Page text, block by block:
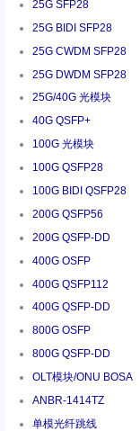
25G SFP28
25G BIDI SFP28
25G CWDM SFP28
25G DWDM SFP28
25G/40G 光模块
40G QSFP+
100G 光模块
100G QSFP28
100G BIDI QSFP28
200G QSFP56
200G QSFP-DD
400G OSFP
400G QSFP112
400G QSFP-DD
800G OSFP
800G QSFP-DD
OLT模块/ONU BOSA
ANBR-1414TZ
单模光纤跳线